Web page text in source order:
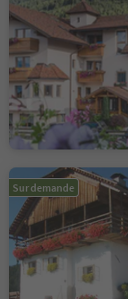
Sur demande